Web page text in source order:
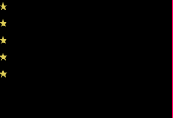
ストッキングとヒールを
喩でなく、本当に夢にま
した。ストッキングをは
迫力の太ももから、弛み
ぎ、ほっそりとのびやか
れる世界をお楽しみいた
す